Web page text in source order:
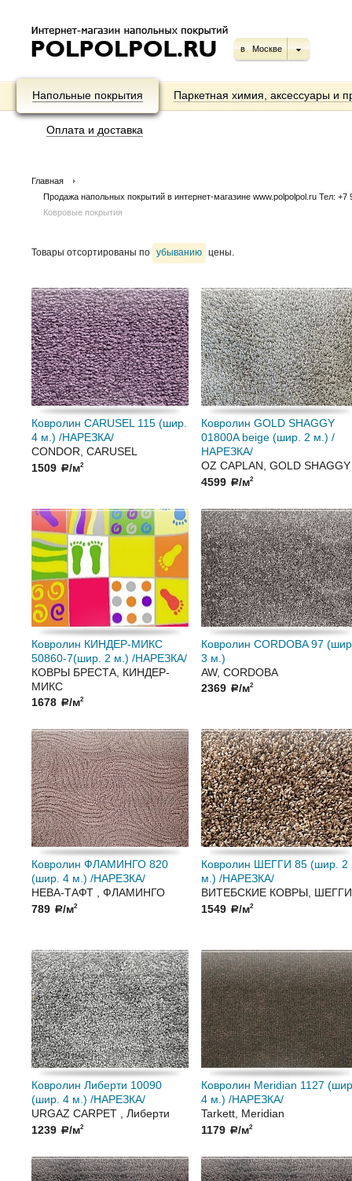
в Москве
Напольные покрытия Паркетная химия, аксессуары и
Оплата и доставка
Главная
Продажа напольных покрытий в интернет-магазине www.polpolpol.ru Тел:
Ковровые покрытия
Товары отсортированы по убыванию цены.
Ковролин CARUSEL 115 (шир.
4 м.) /НАРЕЗКА/
CONDOR, CARUSEL
1509 a/м2
Ковролин GOLD SHAGGY
01800A beige (шир. 2 м.) /
НАРЕЗКА/
OZ CAPLAN, GOLD SHAGGY
4599 a/м2
Ковролин КИНДЕР-МИКС
50860-7(шир. 2 м.) /НАРЕЗКА/
КОВРЫ БРЕСТА, КИНДЕР-
МИКС
1678 a/м2
Ковролин CORDOBA 97
3 м.)
AW, CORDOBA
2369 a/м2
Ковролин ФЛАМИНГО 820
(шир. 4 м.) /НАРЕЗКА/
НЕВА-ТАФТ , ФЛАМИНГО
789 a/м2
Ковролин ШЕГГИ 85 (шир. 2
м.) /НАРЕЗКА/
ВИТЕБСКИЕ КОВРЫ, ШЕГГИ
1549 a/м2
Ковролин Либерти 10090
(шир. 4 м.) /НАРЕЗКА/
URGAZ CARPET , Либерти
1239 a/м2
Ковролин Meridian 1127
4 м.) /НАРЕЗКА/
Tarkett, Meridian
1179 a/м2